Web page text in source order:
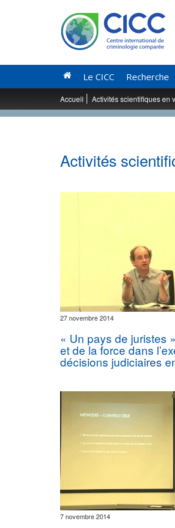
Le CICC Recherche
Accueil Activités scientifiques en
Activités
27 novembre 2014
« Un pays de juristes
et de la force dans
décisions judiciaires
7 novembre 2014